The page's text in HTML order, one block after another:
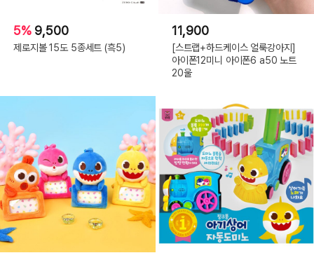
5% 9,500
제로지볼 15도 5종세트 (흑5)
11,900
[스트랩+하드케이스 얼룩강아지]
아이폰12미니 아이폰6 a50 노트
20울